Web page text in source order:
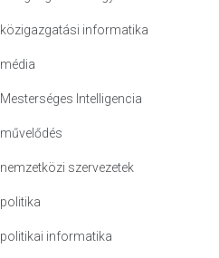
közigazgatási informatika
média
Mesterséges Intelligencia
művelődés
nemzetközi szervezetek
politika
politikai informatika